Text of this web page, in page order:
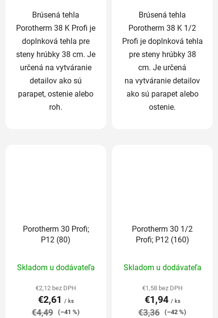
Brúsená tehla
Porotherm 38 K Profi je
doplnková tehla pre
steny hrúbky 38 cm. Je
určená na vytváranie
detailov ako sú
parapet, ostenie alebo
roh.
Brúsená tehla
Porotherm 38 K 1/2
Profi je doplnková tehla
pre steny hrúbky 38
cm. Je určená
na vytváranie detailov
ako sú parapet alebo
ostenie.
Porotherm 30 Profi;
P12 (80)
hodnotenie
produktu
je
5,0
Skladom u dodávateľa
€2,12 bez DPH
€2,61 / ks
€4,49 (–41 %)
Porotherm 30 1/2
Profi; P12 (160)
hodnotenie
produktu
je
5,0
Skladom u dodávateľa
€1,58 bez DPH
€1,94 / ks
€3,36 (–42 %)